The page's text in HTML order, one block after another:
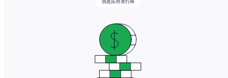
我是应用发行商